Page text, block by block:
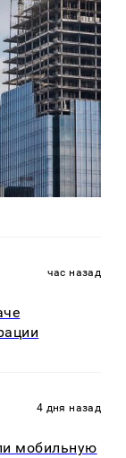
час назад
4 дня назад
мобильную